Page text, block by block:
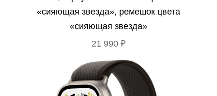
«сияющая звезда», ремешок цвета
«сияющая звезда»
21 990 ₽